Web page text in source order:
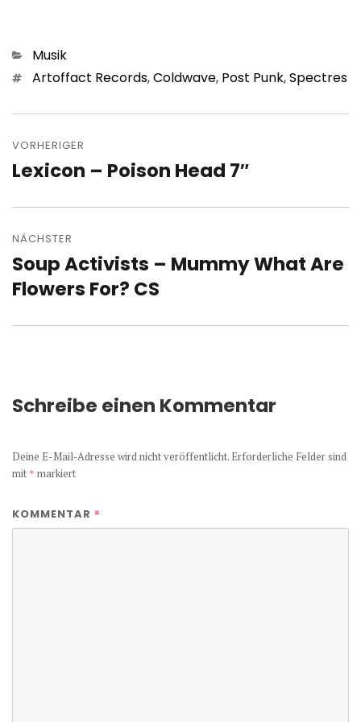
Kategorien
Musik
Schlagwörter
Artoffact Records,Coldwave, Post Punk,Spectres
VORHERIGER
Vorheriger
Lexicon – Poison Head 7″
NÄCHSTER
Nächster
Beitrag:
Soup Activists – Mummy What Are
Flowers For? CS
Schreibe einen Kommentar
Deine E-Mail-Adresse wird nicht veröffentlicht. Erforderliche Felder sind
mit * markiert
KOMMENTAR *